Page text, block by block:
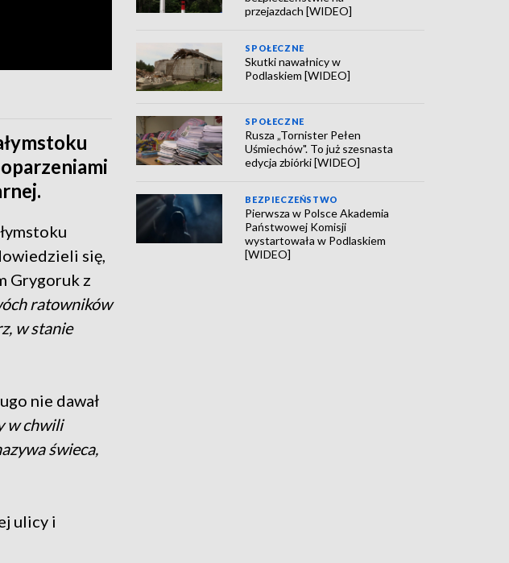
się,
Grygoruk z
ratowników
w stanie
nie dawał
w chwili
świeca,
ulicy i
przejazdach [WIDEO]
SPOŁECZNE
Skutki nawałnicy w
Podlaskiem [WIDEO]
SPOŁECZNE
Rusza „Tornister Pełen
Uśmiechów". To już szesnasta
edycja zbiórki [WIDEO]
BEZPIECZEŃSTWO
Pierwsza w Polsce Akademia
Państwowej Komisji
wystartowała w Podlaskiem
[WIDEO]